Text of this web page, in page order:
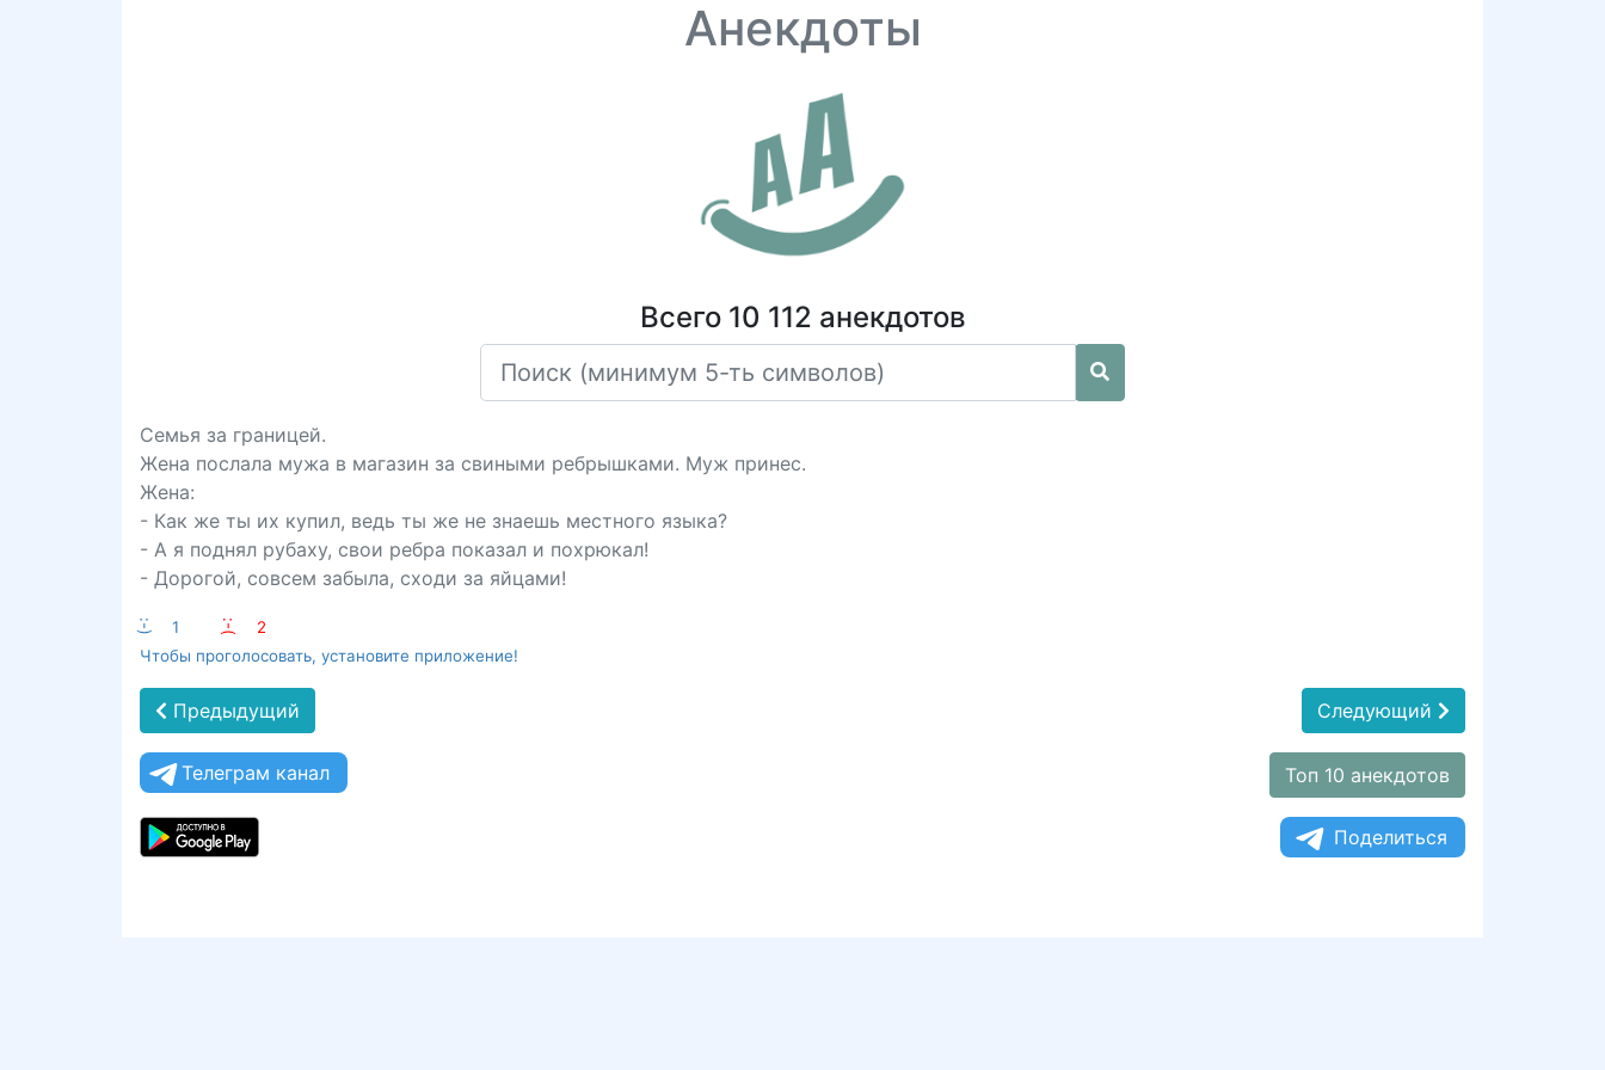
Анекдоты
Всего 10 112 анекдотов
Семья за границей.
Жена послала мужа в магазин за свиными ребрышками. Муж принес.
Жена:
- Как же ты их купил, ведь ты же не знаешь местного языка?
- А я поднял рубаху, свои ребра показал и похрюкал!
- Дорогой, совсем забыла, сходи за яйцами!
:-) 1 :-(
2
Чтобы проголосовать, установите приложение!
Предыдущий Следующий
Телеграм канал Топ 10 анекдотов
Поделиться